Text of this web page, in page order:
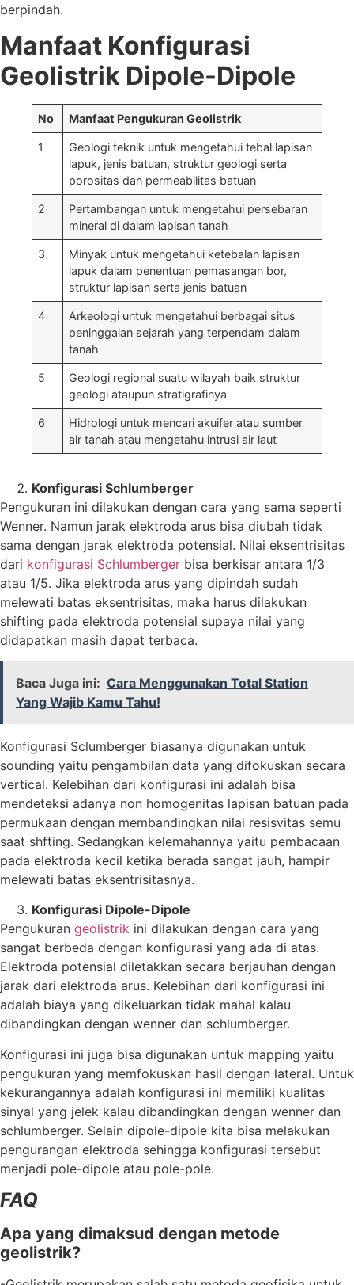
berpindah.
Manfaat Konfigurasi
Geolistrik Dipole-Dipole
No Manfaat Pengukuran Geolistrik
1
Geologi teknik untuk mengetahui tebal lapisan
lapuk, jenis batuan, struktur geologi serta
porositas dan permeabilitas batuan
2
Pertambangan untuk mengetahui persebaran
mineral di dalam lapisan tanah
3
Minyak untuk mengetahui ketebalan lapisan
lapuk dalam penentuan pemasangan bor,
struktur lapisan serta jenis batuan
4
Arkeologi untuk mengetahui berbagai situs
peninggalan sejarah yang terpendam dalam
tanah
5
Geologi regional suatu wilayah baik struktur
geologi ataupun stratigrafinya
6
Hidrologi untuk mencari akuifer atau sumber
air tanah atau mengetahu intrusi air laut
Konfigurasi Schlumberger
Pengukuran ini dilakukan dengan cara yang sama seperti
Wenner. Namun jarak elektroda arus bisa diubah tidak
sama dengan jarak elektroda potensial. Nilai eksentrisitas
dari konfigurasi Schlumberger bisa berkisar antara 1/3
atau 1/5. Jika elektroda arus yang dipindah sudah
melewati batas eksentrisitas, maka harus dilakukan
shifting pada elektroda potensial supaya nilai yang
didapatkan masih dapat terbaca.
Baca Juga ini: Cara Menggunakan Total Station
Yang Wajib Kamu Tahu!
Konfigurasi Sclumberger biasanya digunakan untuk
sounding yaitu pengambilan data yang difokuskan secara
vertical. Kelebihan dari konfigurasi ini adalah bisa
mendeteksi adanya non homogenitas lapisan batuan pada
permukaan dengan membandingkan nilai resisvitas semu
saat shfting. Sedangkan kelemahannya yaitu pembacaan
pada elektroda kecil ketika berada sangat jauh, hampir
melewati batas eksentrisitasnya.
Konfigurasi Dipole-Dipole
Pengukuran geolistrik ini dilakukan dengan cara yang
sangat berbeda dengan konfigurasi yang ada di atas.
Elektroda potensial diletakkan secara berjauhan dengan
jarak dari elektroda arus. Kelebihan dari konfigurasi ini
adalah biaya yang dikeluarkan tidak mahal kalau
dibandingkan dengan wenner dan schlumberger.
Konfigurasi ini juga bisa digunakan untuk mapping yaitu
pengukuran yang memfokuskan hasil dengan lateral. Untuk
kekurangannya adalah konfigurasi ini memiliki kualitas
sinyal yang jelek kalau dibandingkan dengan wenner dan
schlumberger. Selain dipole-dipole kita bisa melakukan
pengurangan elektroda sehingga konfigurasi tersebut
menjadi pole-dipole atau pole-pole.
FAQ
Apa yang dimaksud dengan metode
geolistrik?